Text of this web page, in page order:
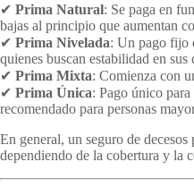
✔ Prima Natural: Se paga en
bajas al principio que aumentan
✔ Prima Nivelada: Un pago fijo
quienes buscan estabilidad en sus
✔ Prima Mixta: Comienza con
✔ Prima Única: Pago único
recomendado para personas
En general, un seguro de decesos
dependiendo de la cobertura y la